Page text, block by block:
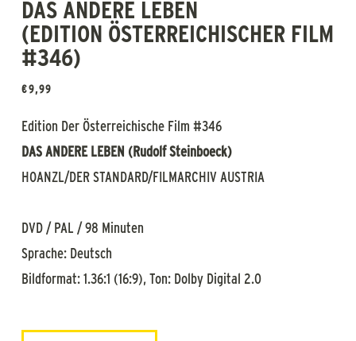
DAS ANDERE LEBEN
(EDITION ÖSTERREICHISCHER FILM
#346)
€9,99
Edition Der Österreichische Film #346
DAS ANDERE LEBEN (Rudolf Steinboeck)
HOANZL/DER STANDARD/FILMARCHIV AUSTRIA
DVD / PAL / 98 Minuten
Sprache: Deutsch
Bildformat: 1.36:1 (16:9), Ton: Dolby Digital 2.0